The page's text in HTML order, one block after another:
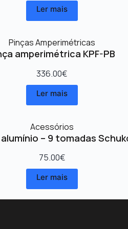
Ler mais
Pinças Amperimétricas
amperimétrica KPF-PB
336.00€
Ler mais
Acessórios
– 9 tomadas
75.00€
Ler mais